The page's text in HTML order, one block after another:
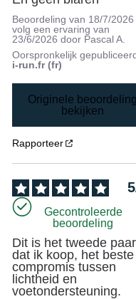
Beoordeling van 18/7/2026
volg een ervaring van
23/6/2026 door Pascal A.
Oorspronkelijk
i-run.fr (fr)
Originele
bekijken
Rapporteer
5
Gecontroleerde
beoordeling
Dit is het tweede paar
dat ik koop, het beste
compromis tussen
lichtheid en
voetondersteuning.